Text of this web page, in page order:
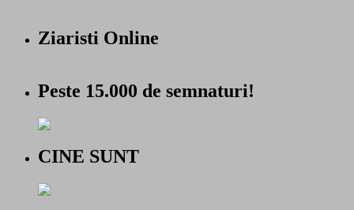
Ziaristi Online
Peste 15.000 de semnaturi!
CINE SUNT